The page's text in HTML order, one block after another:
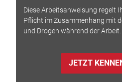
Diese Arbeitsanweisung regelt
Pflicht im Zusammenhang mit
und Drogen während der Arbeit.
JETZT